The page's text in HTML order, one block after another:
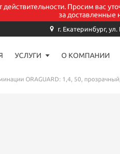
Просим вас
за доставленные
г. Екатеринбург,
звонок
УСЛУГИ О КОМПАНИИ
ORAGUARD: 1,4, 50,